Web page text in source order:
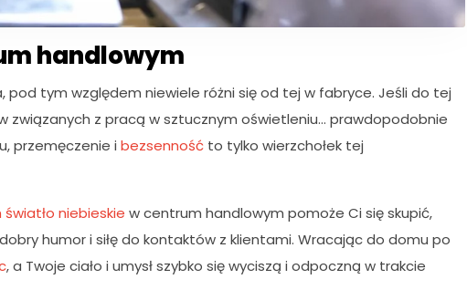
handlowym
pod tym względem niewiele różni się od tej w fabryce. Jeśli do tej
związanych z pracą w sztucznym oświetleniu… prawdopodobnie
przemęczenie i bezsenność to tylko wierzchołek tej
niebieskie w centrum handlowym pomoże Ci się skupić,
humor i siłę do kontaktów z klientami. Wracając do domu po
, a Twoje ciało i umysł szybko się wyciszą i odpoczną w trakcie